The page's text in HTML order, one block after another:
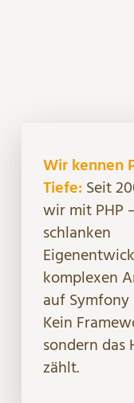
Wir kennen
Tiefe:Seit
wir mit PHP
schlanken
komplexen
auf
Kein
sondern das
zählt.